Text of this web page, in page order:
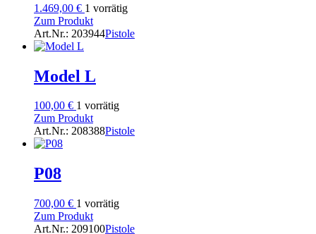
1.469,00 € 1 vorrätig
Zum Produkt
Art.Nr.: 203944Pistole
Model L
100,00 € 1 vorrätig
Zum Produkt
Art.Nr.: 208388Pistole
P08
700,00 € 1 vorrätig
Zum Produkt
Art.Nr.: 209100Pistole